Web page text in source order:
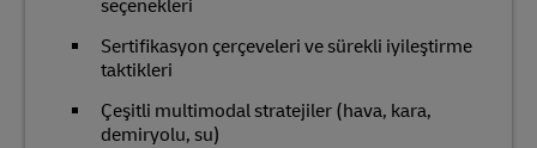
seçenekleri
Sertifikasyon çerçeveleri ve sürekli iyileştirme
taktikleri
Çeşitli multimodal stratejiler (hava, kara,
demiryolu, su)